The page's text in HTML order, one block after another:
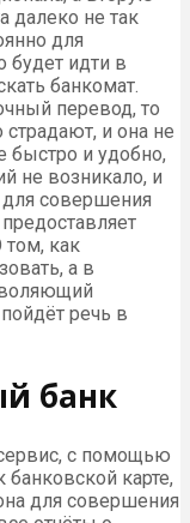
далеко не так
для
идти в
банкомат.
перевод, то
и она не
быстро и удобно,
не возникало, и
совершения
том, как
а в
речь в
банк
с помощью
карте,
для совершения